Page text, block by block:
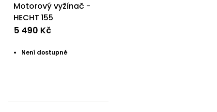
Motorový vyžínač -
HECHT 155
5 490 Kč
Není dostupné